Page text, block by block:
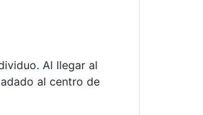
Al llegar al
al centro de